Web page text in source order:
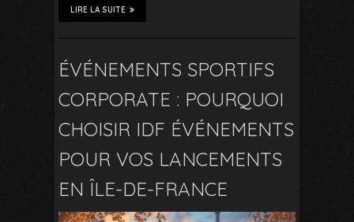
LIRE LA SUITE
ÉVÉNEMENTS SPORTIFS
CORPORATE : POURQUOI
CHOISIR IDF ÉVÉNEMENTS
POUR VOS LANCEMENTS
EN ÎLE-DE-FRANCE